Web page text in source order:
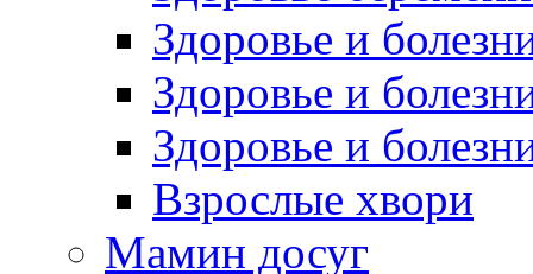
Здоровье и
Здоровье и
Здоровье и
Взрослые хвори
Мамин досуг